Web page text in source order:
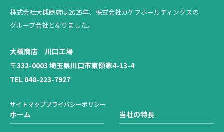
株式会社大槻商店は2025年、 株式会社カケフホールディングスの
グループ会社となりました。
大槻商店 川口工場
〒332-0003 埼玉県川口市東領家4-13-4
TEL 048-223-7927
サイトマッププライバシーポリシー
ホーム 当社の特長